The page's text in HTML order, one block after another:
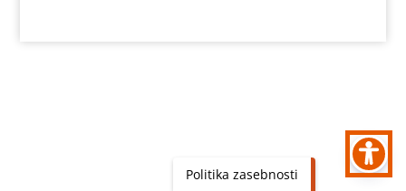
Politika zasebnosti